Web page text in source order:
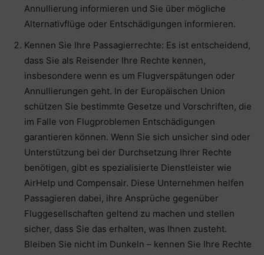
Annullierung informieren und Sie über mögliche
Alternativflüge oder Entschädigungen informieren.
Kennen Sie Ihre Passagierrechte: Es ist entscheidend,
dass Sie als Reisender Ihre Rechte kennen,
insbesondere wenn es um Flugverspätungen oder
Annullierungen geht. In der Europäischen Union
schützen Sie bestimmte Gesetze und Vorschriften, die
im Falle von Flugproblemen Entschädigungen
garantieren können. Wenn Sie sich unsicher sind oder
Unterstützung bei der Durchsetzung Ihrer Rechte
benötigen, gibt es spezialisierte Dienstleister wie
AirHelp und Compensair. Diese Unternehmen helfen
Passagieren dabei, ihre Ansprüche gegenüber
Fluggesellschaften geltend zu machen und stellen
sicher, dass Sie das erhalten, was Ihnen zusteht.
Bleiben Sie nicht im Dunkeln – kennen Sie Ihre Rechte